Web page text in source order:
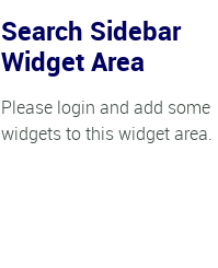
Search Sidebar
Widget Area
Please login and add some
widgets to this widget area.